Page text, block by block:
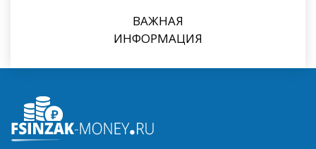
ВАЖНАЯ
ИНФОРМАЦИЯ